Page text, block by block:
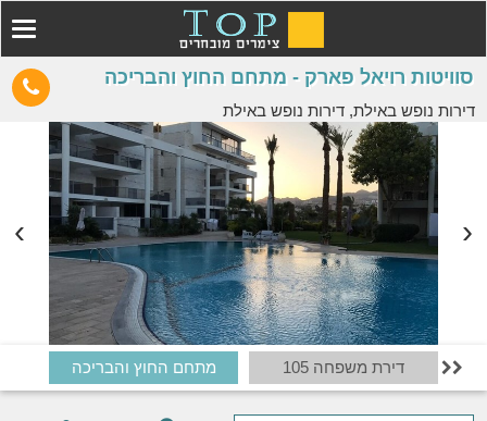
סוויטות רויאל פארק - מתחם החוץ והבריכה
דירות נופש באילת, דירות נופש באילת
דירת משפחה 105 מתחם החוץ והבריכה 